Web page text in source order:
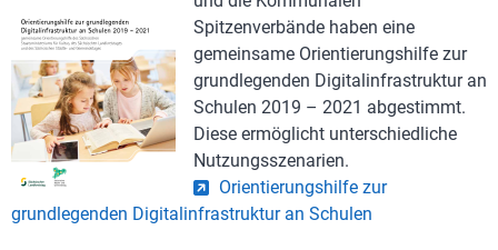
Spitzenverbände haben eine
gemeinsame Orientierungshilfe zur
grundlegenden Digitalinfrastruktur an
Schulen 2019 – 2021 abgestimmt.
Diese ermöglicht unterschiedliche
Nutzungsszenarien.
Orientierungshilfe zur
grundlegenden Digitalinfrastruktur an Schulen